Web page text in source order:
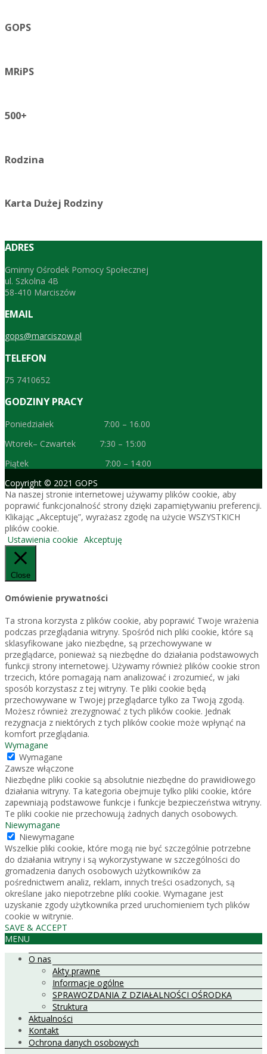
GOPS
MRiPS
500+
Rodzina
Karta Dużej Rodziny
ADRES
Gminny Ośrodek Pomocy Społecznej
ul. Szkolna 4B
58-410 Marciszów
EMAIL
gops@marciszow.pl
TELEFON
75 7410652
GODZINY PRACY
Poniedziałek 7:00 – 16.00
Wtorek– Czwartek 7:30 – 15:00
Piątek 7:00 – 14:00
Copyright © 2021 GOPS
Na naszej stronie internetowej używamy plików cookie, aby
poprawić funkcjonalność strony dzięki zapamiętywaniu preferencji.
Klikając „Akceptuję”, wyrażasz zgodę na użycie WSZYSTKICH
plików cookie.
Ustawienia cookie Akceptuję
Close
Omówienie prywatności
Ta strona korzysta z plików cookie, aby poprawić Twoje wrażenia
podczas przeglądania witryny. Spośród nich pliki cookie, które są
sklasyfikowane jako niezbędne, są przechowywane w
przeglądarce, ponieważ są niezbędne do działania podstawowych
funkcji strony internetowej. Używamy również plików cookie stron
trzecich, które pomagają nam analizować i zrozumieć, w jaki
sposób korzystasz z tej witryny. Te pliki cookie będą
przechowywane w Twojej przeglądarce tylko za Twoją zgodą.
Możesz również zrezygnować z tych plików cookie. Jednak
rezygnacja z niektórych z tych plików cookie może wpłynąć na
komfort przeglądania.
Wymagane
Wymagane
Zawsze włączone
Niezbędne pliki cookie są absolutnie niezbędne do prawidłowego
działania witryny. Ta kategoria obejmuje tylko pliki cookie, które
zapewniają podstawowe funkcje i funkcje bezpieczeństwa witryny.
Te pliki cookie nie przechowują żadnych danych osobowych.
Niewymagane
Niewymagane
Wszelkie pliki cookie, które mogą nie być szczególnie potrzebne
do działania witryny i są wykorzystywane w szczególności do
gromadzenia danych osobowych użytkowników za
pośrednictwem analiz, reklam, innych treści osadzonych, są
określane jako niepotrzebne pliki cookie. Wymagane jest
uzyskanie zgody użytkownika przed uruchomieniem tych plików
cookie w witrynie.
SAVE & ACCEPT
MENU
O nas
Akty prawne
Informacje ogólne
SPRAWOZDANIA Z DZIAŁALNOŚCI OŚRODKA
Struktura
Aktualności
Kontakt
Ochrona danych osobowych